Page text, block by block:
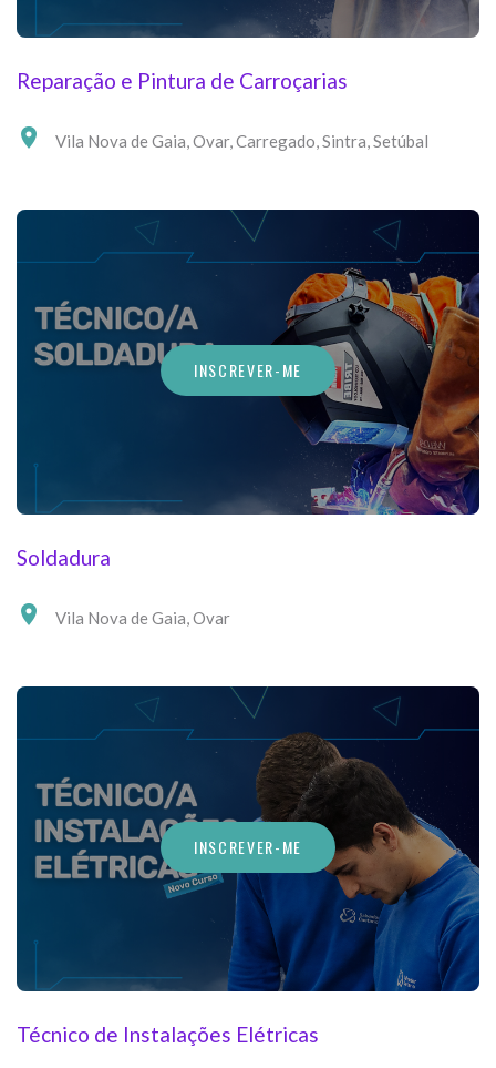
Reparação e Pintura de Carroçarias
Vila Nova de Gaia,Ovar,Carregado,Sintra,Setúbal
INSCREVER-ME
Soldadura
Vila Nova de Gaia,Ovar
INSCREVER-ME
Técnico de Instalações Elétricas